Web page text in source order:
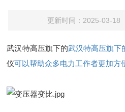
更新时间：2025-03-
武汉特高压旗下的武汉特高压旗下
仪可以帮助众多电力工作者更加方